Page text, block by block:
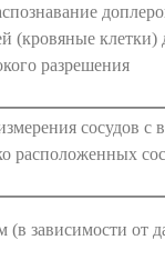
(кровяные клетки)
разрешения
сосудов
расположенных
(в зависимости от